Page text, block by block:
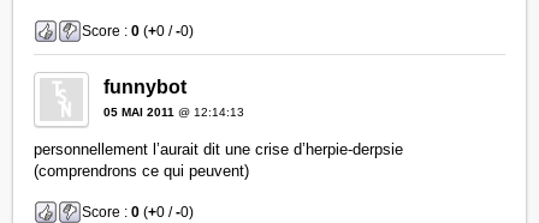
Score :0 (+0 /-0)
funnybot
05 MAI 2011 @ 12:14:13
personnellement l’aurait dit une crise d’herpie-derpsie
(comprendrons ce qui peuvent)
Score :0 (+0 /-0)